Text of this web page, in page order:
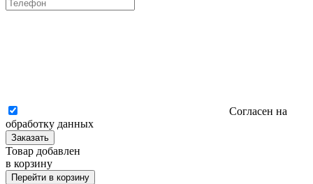
Согласен на
обработку данных
Заказать
Товар добавлен
в корзину
Перейти в корзину